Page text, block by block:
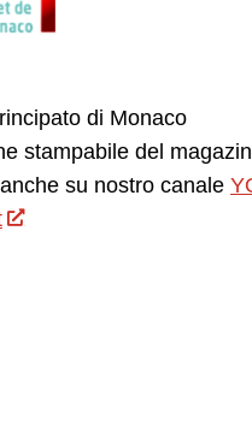
di Monaco
stampabile del
su nostro canale